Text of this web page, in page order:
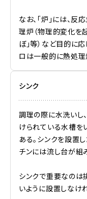
なお、「炉」には、反
理炉（物理的変化を
ぼ」等）など目的に
ロは一般的に熱処理
シンク
調理の際に水洗いし
けられている水槽を
ある。シンクを設置
チンには流し台が組
シンクで重要なのは
いように設置しなけ